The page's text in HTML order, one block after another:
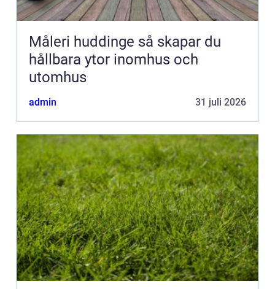
Måleri huddinge så skapar du
hållbara ytor inomhus och
utomhus
admin 31 juli 2026